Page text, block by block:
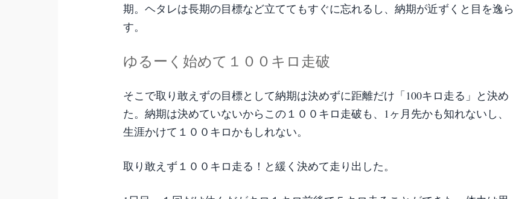
期。ヘタレは長期の目標など立ててもすぐに忘れるし、納期が近ずくと目を逸ら
す。
ゆるーく始めて１００キロ走破
そこで取り敢えずの目標として納期は決めずに距離だけ「100キロ走る」と決め
た。納期は決めていないからこの１００キロ走破も、1ヶ月先かも知れないし、
生涯かけて１００キロかもしれない。
取り敢えず１００キロ走る！と緩く決めて走り出した。